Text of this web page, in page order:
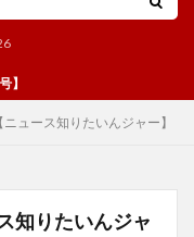
ュース知りたいんジャー】
知りたいんジャ